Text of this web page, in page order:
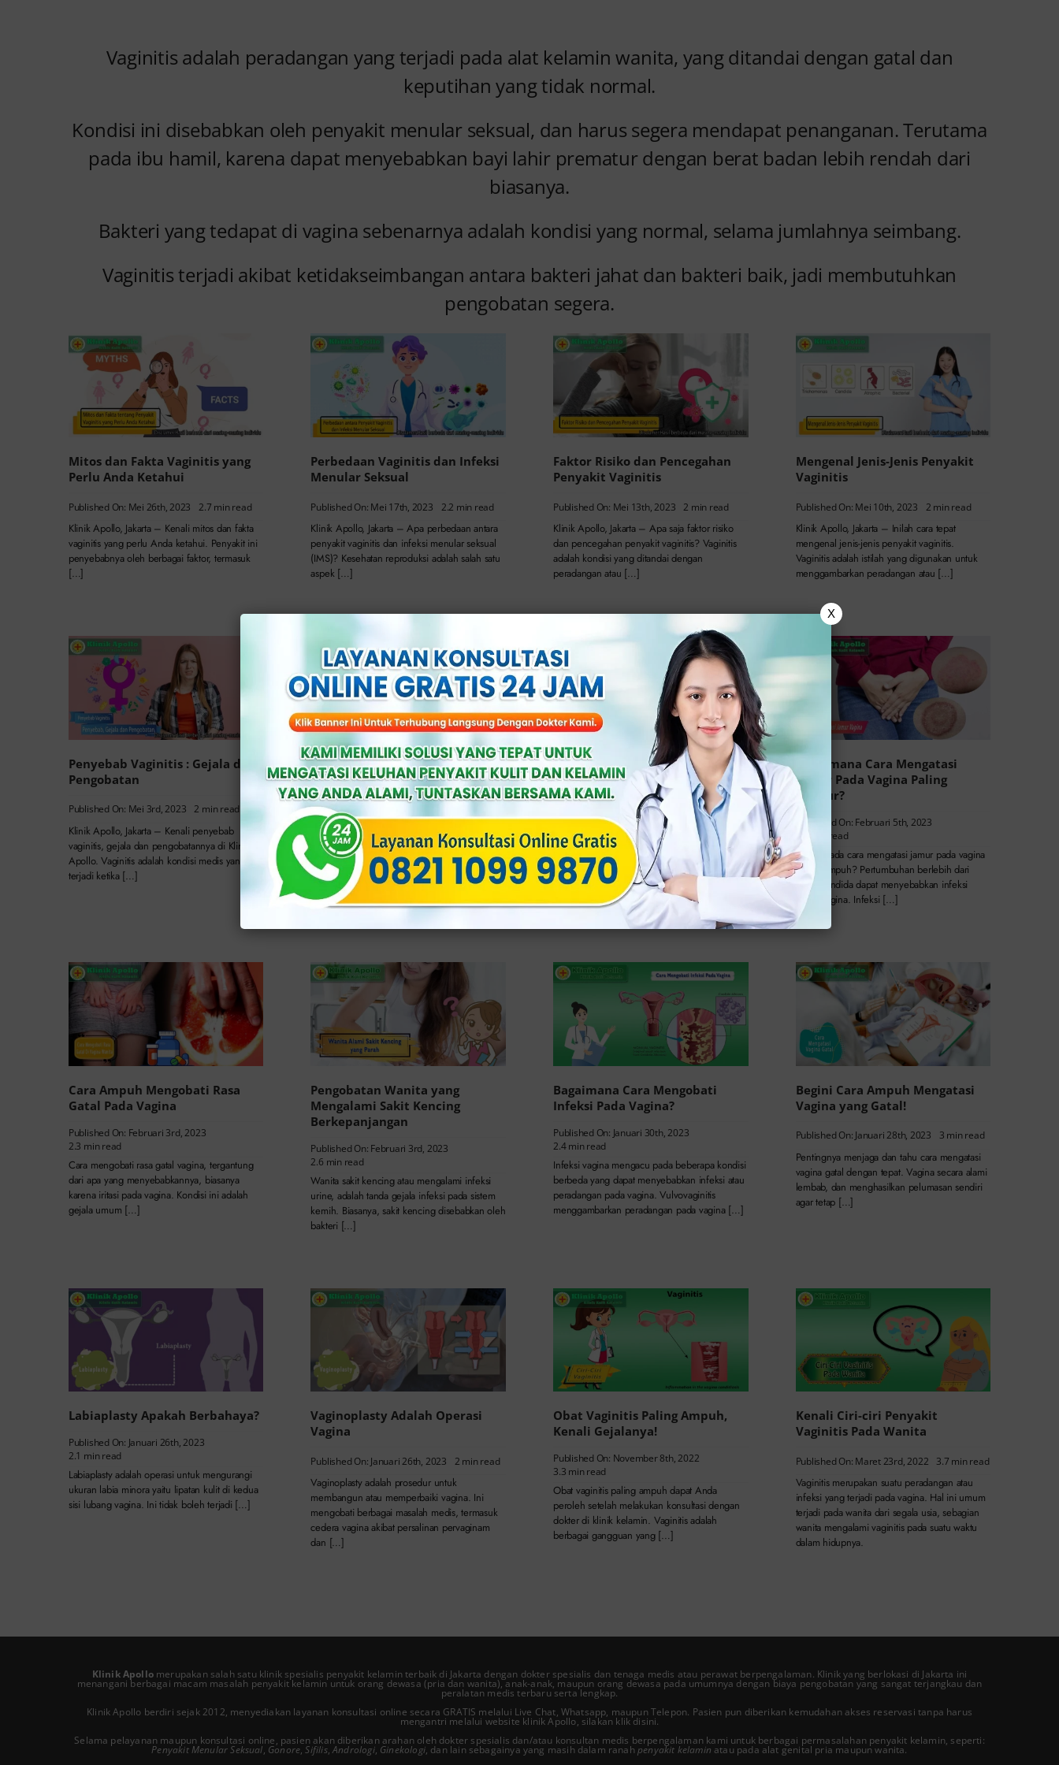
Vaginitis adalah peradangan yang terjadi pada alat kelamin wanita, yang ditandai dengan gatal dan
keputihan yang tidak normal.
Kondisi ini disebabkan oleh penyakit menular seksual, dan harus segera mendapat penanganan. Terutama
pada ibu hamil, karena dapat menyebabkan bayi lahir prematur dengan berat badan lebih rendah dari
biasanya.
Bakteri yang tedapat di vagina sebenarnya adalah kondisi yang normal, selama jumlahnya seimbang.
Vaginitis terjadi akibat ketidakseimbangan antara bakteri jahat dan bakteri baik, jadi membutuhkan
pengobatan segera.
Mitos dan Fakta Vaginitis yang
Perlu Anda Ketahui
Published On: Mei 26th, 2023 2.7 min read
Klinik Apollo, Jakarta – Kenali mitos dan fakta
vaginitis yang perlu Anda ketahui. Penyakit ini
penyebabnya oleh berbagai faktor, termasuk
[…]
Perbedaan Vaginitis dan Infeksi
Menular Seksual
Published On: Mei 17th, 2023 2.2 min read
Klinik Apollo, Jakarta – Apa perbedaan antara
penyakit vaginitis dan infeksi menular seksual
(IMS)? Kesehatan reproduksi adalah salah satu
aspek […]
Faktor Risiko dan Pencegahan
Penyakit Vaginitis
Published On: Mei 13th, 2023 2 min read
Klinik Apollo, Jakarta – Apa saja faktor risiko
dan pencegahan penyakit vaginitis? Vaginitis
adalah kondisi yang ditandai dengan
peradangan atau […]
Mengenal Jenis-Jenis Penyakit
Vaginitis
Published On: Mei 10th, 2023 2 min read
Klinik Apollo, Jakarta – Inilah cara tepat
mengenal jenis-jenis penyakit vaginitis.
Vaginitis adalah istilah yang digunakan untuk
menggambarkan peradangan atau […]
Penyebab Vaginitis : Gejala dan
Pengobatan
Published On: Mei 3rd, 2023 2 min read
Klinik Apollo, Jakarta – Kenali penyebab
vaginitis, gejala dan pengobatannya di Klinik
Apollo. Vaginitis adalah kondisi medis yang
terjadi ketika […]
Pengobatan Vaginitis Akibat
Infeksi Jamur pada Wanita
Published On: April 17th, 2023
Klinik Apollo, Jakarta – Salah satu masalah
kewanitaan, vaginitis, merupakan fenomena
yang disebabkan berbagai faktor, salah satunya
infeksi jamur. Seseorang […]
Jangan Sepelekan, 5 Gejala
Vaginitis yang Ganggu
Keseharian
Published On: April 17th, 2023 2 min read
Klinik Apollo, Jakarta – Salah satu gangguan
kesehatan wanita, yaitu vaginitis kerap
menimbulkan gejala. Gejala vaginitis memiliki
variasi, tetapi tergantung […]
Bagaimana Cara Mengatasi
Jamur Pada Vagina Paling
Manjur?
Published On: Februari 5th, 2023
2.7 min read
Apakah ada cara mengatasi jamur pada vagina
paling ampuh? Pertumbuhan berlebih dari
jamur candida dapat menyebabkan infeksi
jamur vagina. Infeksi […]
Cara Ampuh Mengobati Rasa
Gatal Pada Vagina
Published On: Februari 3rd, 2023
2.3 min read
Cara mengobati rasa gatal vagina, tergantung
dari apa yang menyebabkannya, biasanya
karena iritasi pada vagina. Kondisi ini adalah
gejala umum […]
Pengobatan Wanita yang
Mengalami Sakit Kencing
Berkepanjangan
Published On: Februari 3rd, 2023
2.6 min read
Wanita sakit kencing atau mengalami infeksi
urine, adalah tanda gejala infeksi pada sistem
kemih. Biasanya, sakit kencing disebabkan oleh
bakteri […]
Bagaimana Cara Mengobati
Infeksi Pada Vagina?
Published On: Januari 30th, 2023
2.4 min read
Infeksi vagina mengacu pada beberapa kondisi
berbeda yang dapat menyebabkan infeksi atau
peradangan pada vagina. Vulvovaginitis
menggambarkan peradangan pada vagina […]
Begini Cara Ampuh Mengatasi
Vagina yang Gatal!
Published On: Januari 28th, 2023 3 min read
Pentingnya menjaga dan tahu cara mengatasi
vagina gatal dengan tepat. Vagina secara alami
lembab, dan menghasilkan pelumasan sendiri
agar tetap […]
Labiaplasty Apakah Berbahaya?
Published On: Januari 26th, 2023
2.1 min read
Labiaplasty adalah operasi untuk mengurangi
ukuran labia minora yaitu lipatan kulit di kedua
sisi lubang vagina. Ini tidak boleh terjadi […]
Vaginoplasty Adalah Operasi
Vagina
Published On: Januari 26th, 2023 2 min read
Vaginoplasty adalah prosedur untuk
membangun atau memperbaiki vagina. Ini
mengobati berbagai masalah medis, termasuk
cedera vagina akibat persalinan pervaginam
dan […]
Obat Vaginitis Paling Ampuh,
Kenali Gejalanya!
Published On: November 8th, 2022
3.3 min read
Obat vaginitis paling ampuh dapat Anda
peroleh setelah melakukan konsultasi dengan
dokter di klinik kelamin. Vaginitis adalah
berbagai gangguan yang […]
Kenali Ciri-ciri Penyakit
Vaginitis Pada Wanita
Published On: Maret 23rd, 2022 3.7 min read
Vaginitis merupakan suatu peradangan atau
infeksi yang terjadi pada vagina. Hal ini umum
terjadi pada wanita dari segala usia, sebagian
wanita mengalami vaginitis pada suatu waktu
dalam hidupnya.
Klinik Apollomerupakan salah satu klinik spesialis penyakit kelamin terbaik di Jakarta dengan dokter spesialis dan tenaga medis atau perawat berpengalaman. Klinik yang berlokasi di Jakarta ini
menangani berbagai macam masalah penyakit kelamin untuk orang dewasa (pria dan wanita), anak-anak, maupun orang dewasa pada umumnya dengan biaya pengobatan yang sangat terjangkau dan
peralatan medis terbaru serta lengkap.
Klinik Apollo berdiri sejak 2012, menyediakan layanan konsultasi online secara GRATIS melalui Live Chat, Whatsapp, maupun Telepon. Pasien pun diberikan kemudahan akses reservasi tanpa harus
mengantri melalui website klinik Apollo, silakan klik disini.
Selama pelayanan maupun konsultasi online, pasien akan diberikan arahan oleh dokter spesialis dan/atau konsultan medis berpengalaman kami untuk berbagai permasalahan penyakit kelamin, seperti:
Penyakit Menular Seksual, Gonore,Sifilis,Andrologi, Ginekologi, dan lain sebagainya yang masih dalam ranahpenyakit kelamin atau pada alat genital pria maupun wanita.
X